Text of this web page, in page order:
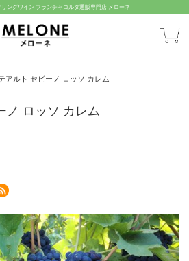
ングワイン フランチャコルタ通販専門店 メローネ
アルト セビーノ ロッソ カレム
ノ ロッソ カレム